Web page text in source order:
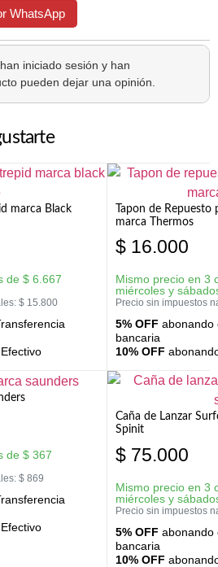
WhatsApp
iniciado sesión y han
pueden dejar una opinión.
marca Black
de $ 6.667
$ 15.800
Tapon de Repuesto
marca Thermos
$ 16.000
Mismo precio en 3
miércoles y
Precio sin impuestos
5% OFF abonando
bancaria
10% OFF
de $ 367
$ 869
Caña de Lanzar
Spinit
$ 75.000
Mismo precio en 3
miércoles y
Precio sin impuestos
5% OFF abonando
bancaria
10% OFF